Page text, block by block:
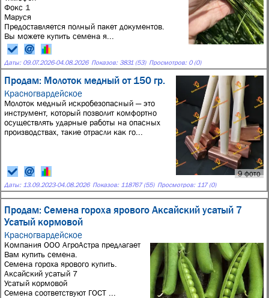
Фокс 1
Маруся
Предоставляется полный пакет документов.
Вы можете купить семена я...
Даты: 09.07.2026-04.08.2026 Показов: 3831 (53) Просмотров: 0 (0)
Продам: Молоток медный от 150 гр.
Красногвардейское
9 фото
Молоток медный искробезопасный — это
инструмент, который позволит комфортно
осуществлять ударные работы на опасных
производствах, такие отрасли как го...
Даты: 13.09.2023-04.08.2026 Показов: 118767 (55) Просмотров: 117 (0)
Продам: Семена гороха ярового Аксайский усатый 7
Усатый кормовой
Красногвардейское
Компания ООО АгроАстра предлагает
Вам купить семена.
Семена гороха ярового купить.
Аксайский усатый 7
Усатый кормовой
Семена соответствуют ГОСТ ...